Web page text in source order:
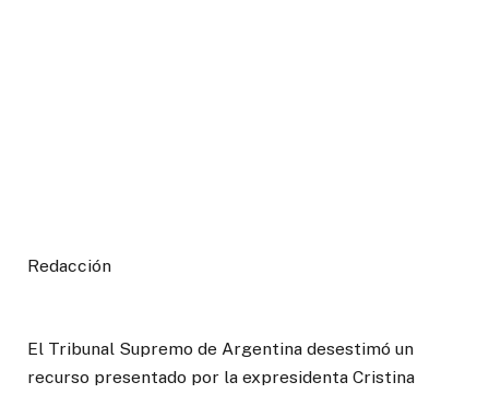
Redacción
El Tribunal Supremo de Argentina desestimó un
recurso presentado por la expresidenta Cristina